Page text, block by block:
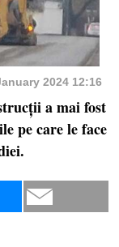
2024 12:16
a mai fost
pe care le face